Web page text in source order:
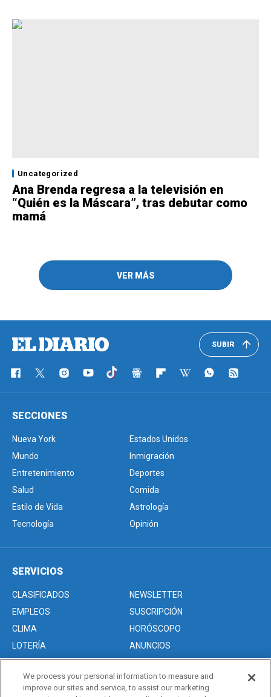
Uncategorized
Ana Brenda regresa a la televisión en
“Quién es la Máscara”, tras debutar como
mamá
VER MÁS
SUBIR
SECCIONES
Nueva York
Estados Unidos
Mundo
Inmigración
Entretenimiento
Deportes
Salud
Comida
Estilo de Vida
Astrología
Tecnología
Opinión
SERVICIOS
CLASIFICADOS
NEWSLETTER
EMPLEOS
SUSCRIPCIÓN
CLIMA
HORÓSCOPO
LOTERÍA
ANUNCIOS
Acerca de nosotros
We process your personal information to measure and
improve our sites and service, to assist our marketing